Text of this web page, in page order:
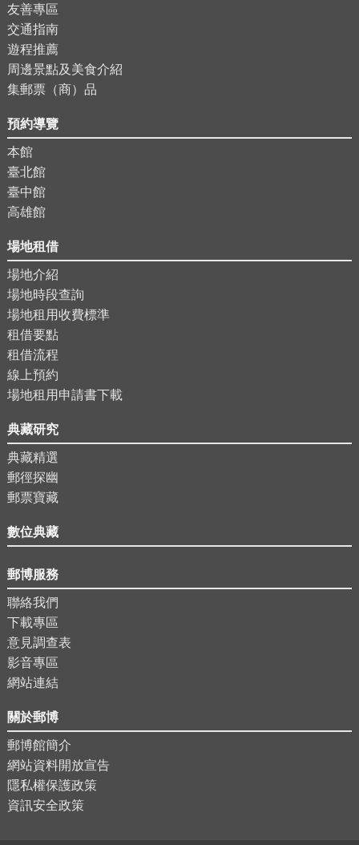
友善專區
交通指南
遊程推薦
周邊景點及美食介紹
集郵票（商）品
預約導覽
本館
臺北館
臺中館
高雄館
場地租借
場地介紹
場地時段查詢
場地租用收費標準
租借要點
租借流程
線上預約
場地租用申請書下載
典藏研究
典藏精選
郵徑探幽
郵票寶藏
數位典藏
郵博服務
聯絡我們
下載專區
意見調查表
影音專區
網站連結
關於郵博
郵博館簡介
網站資料開放宣告
隱私權保護政策
資訊安全政策